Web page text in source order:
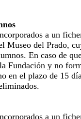
a un
Museo del Prado,
En caso de
Fundación y no
en el plazo de 15
a un